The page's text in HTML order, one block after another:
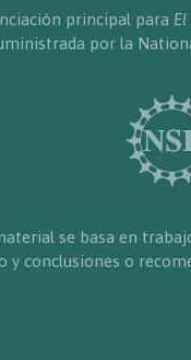
principal para
por la
se basa en
y conclusiones o